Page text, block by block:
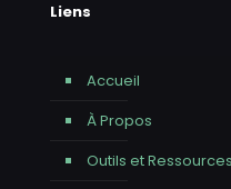
Liens
Accueil
À Propos
Outils et Ressources